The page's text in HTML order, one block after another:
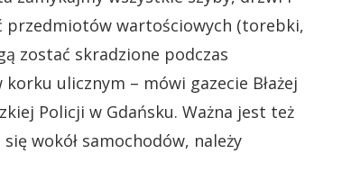
przedmiotów wartościowych (torebki,
zostać skradzione podczas
ulicznym – mówi gazecie Błażej
Policji w Gdańsku. Ważna jest też
wokół samochodów, należy